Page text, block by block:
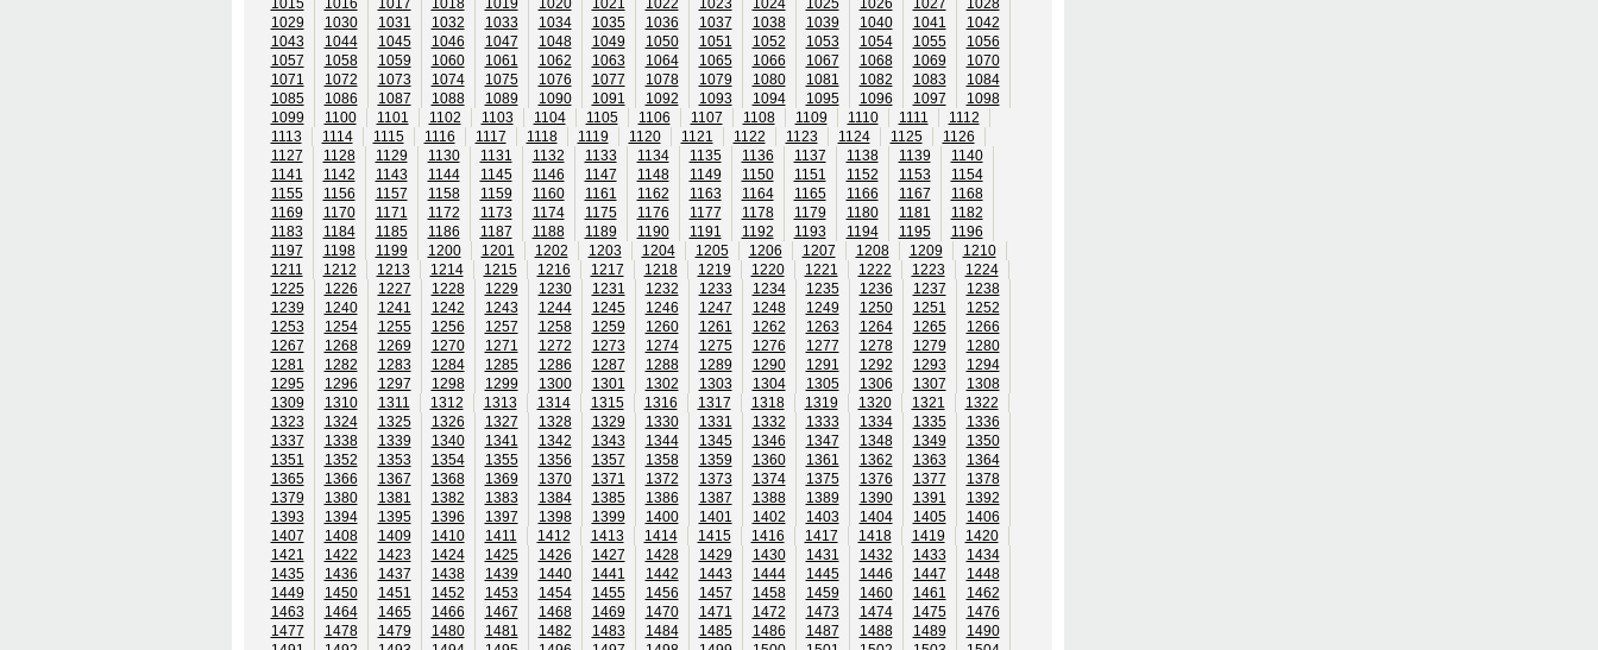
1029
1030 1031 1032 1033 1034 1035 1036 1037 1038 1039 1040 1041
1042
1043
1044 1045 1046 1047 1048 1049 1050 1051 1052 1053 1054 1055
1056
1057
1058 1059 1060 1061 1062 1063 1064 1065 1066 1067 1068 1069
1070
1071
1072 1073 1074 1075 1076 1077 1078 1079 1080 1081 1082 1083
1084
1085
1086 1087 1088 1089 1090 1091 1092 1093 1094 1095 1096 1097
1098
1099
1100 1101 1102 1103 1104 1105 1106 1107 1108 1109 1110 1111
1112
1113
1114 1115 1116 1117 1118 1119 1120 1121 1122 1123 1124 1125
1126
1127
1128 1129 1130 1131 1132 1133 1134 1135 1136 1137 1138 1139
1140
1141
1142 1143 1144 1145 1146 1147 1148 1149 1150 1151 1152 1153
1154
1155
1156 1157 1158 1159 1160 1161 1162 1163 1164 1165 1166 1167
1168
1169
1170 1171 1172 1173 1174 1175 1176 1177 1178 1179 1180 1181
1182
1183
1184 1185 1186 1187 1188 1189 1190 1191 1192 1193 1194 1195
1196
1197
1198 1199 1200 1201 1202 1203 1204 1205 1206 1207 1208 1209
1210
1211
1212 1213 1214 1215 1216 1217 1218 1219 1220 1221 1222 1223
1224
1225
1226 1227 1228 1229 1230 1231 1232 1233 1234 1235 1236 1237
1238
1239
1240 1241 1242 1243 1244 1245 1246 1247 1248 1249 1250 1251
1252
1253
1254 1255 1256 1257 1258 1259 1260 1261 1262 1263 1264 1265
1266
1267
1268 1269 1270 1271 1272 1273 1274 1275 1276 1277 1278 1279
1280
1281
1282 1283 1284 1285 1286 1287 1288 1289 1290 1291 1292 1293
1294
1295
1296 1297 1298 1299 1300 1301 1302 1303 1304 1305 1306 1307
1308
1309
1310 1311 1312 1313 1314 1315 1316 1317 1318 1319 1320 1321
1322
1323
1324 1325 1326 1327 1328 1329 1330 1331 1332 1333 1334 1335
1336
1337
1338 1339 1340 1341 1342 1343 1344 1345 1346 1347 1348 1349
1350
1351
1352 1353 1354 1355 1356 1357 1358 1359 1360 1361 1362 1363
1364
1365
1366 1367 1368 1369 1370 1371 1372 1373 1374 1375 1376 1377
1378
1379
1380 1381 1382 1383 1384 1385 1386 1387 1388 1389 1390 1391
1392
1393
1394 1395 1396 1397 1398 1399 1400 1401 1402 1403 1404 1405
1406
1407
1408 1409 1410 1411 1412 1413 1414 1415 1416 1417 1418 1419
1420
1421
1422 1423 1424 1425 1426 1427 1428 1429 1430 1431 1432 1433
1434
1435
1436 1437 1438 1439 1440 1441 1442 1443 1444 1445 1446 1447
1448
1449
1450 1451 1452 1453 1454 1455 1456 1457 1458 1459 1460 1461
1462
1463
1464 1465 1466 1467 1468 1469 1470 1471 1472 1473 1474 1475
1476
1477
1478 1479 1480 1481 1482 1483 1484 1485 1486 1487 1488 1489
1490